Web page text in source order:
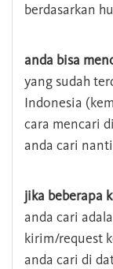
berdasarkan
anda bisa
yang sudah
Indonesia
cara mencari
anda cari
jika beberapa
anda cari
kirim/request
anda cari di